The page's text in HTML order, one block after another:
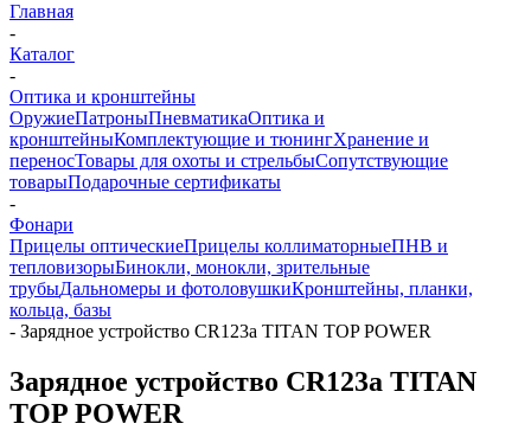
Главная
-
Каталог
-
Оптика и кронштейны
ОружиеПатроныПневматикаОптика и
кронштейныКомплектующие и тюнингХранение и
переносТовары для охоты и стрельбыСопутствующие
товарыПодарочные сертификаты
-
Фонари
Прицелы оптическиеПрицелы коллиматорныеПНВ и
тепловизорыБинокли, монокли, зрительные
трубыДальномеры и фотоловушкиКронштейны, планки,
кольца, базы
- Зарядное устройство CR123a TITAN TOP POWER
Зарядное устройство CR123a TITAN
TOP POWER